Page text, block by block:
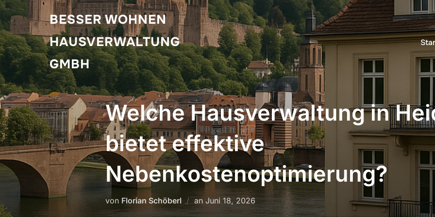
Zum
Inhalt
springen
BESSER WOHNEN
HAUSVERWALTUNG
GMBH
Welche Hausverwaltung in
bietet effektive
Nebenkostenoptimierung?
von Florian Schöberl an Veröffentlicht
Juni 18, 2026